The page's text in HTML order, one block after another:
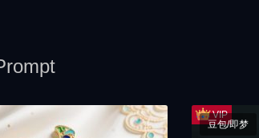
豆包/即梦